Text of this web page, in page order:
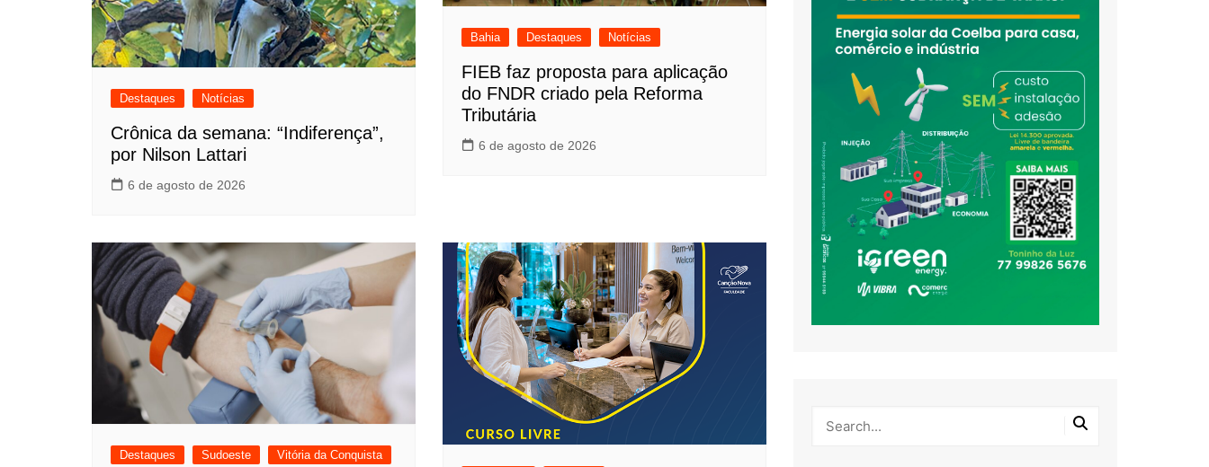
Destaques Notícias
Crônica da semana: “Indiferença”,
por Nilson Lattari
6 de agosto de 2026
Bahia Destaques Notícias
FIEB faz proposta para aplicação
do FNDR criado pela Reforma
Tributária
6 de agosto de 2026
Destaques Sudoeste Vitória da Conquista